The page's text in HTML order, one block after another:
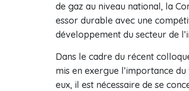
de gaz au niveau national, la
essor durable avec une
développement du secteur de
Dans le cadre du récent
mis en exergue l’importance
eux, il est nécessaire de se